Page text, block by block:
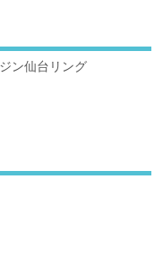
ン仙台リング